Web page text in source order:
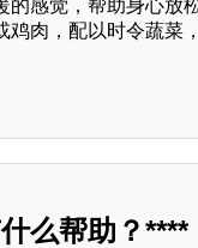
的感觉，帮助身心放
肉，配以时令蔬菜
么帮助？****